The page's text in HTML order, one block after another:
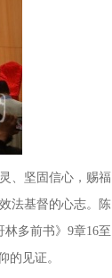
、坚固信心，赐福
法基督的心志。陈
多前书》9章16至
的见证。